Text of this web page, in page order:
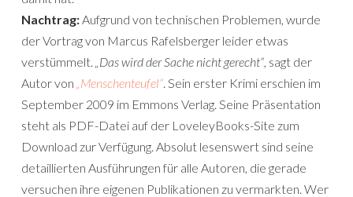
Nachtrag:Aufgrund von technischen Problemen, wurde
der Vortrag von Marcus Rafelsberger leider etwas
verstümmelt. „Das wird der Sache nicht gerecht“, sagt der
Autor von „Menschenteufel“. Sein erster Krimi erschien im
September 2009 im Emmons Verlag. Seine Präsentation
steht als PDF-Datei auf der LoveleyBooks-Site zum
Download zur Verfügung. Absolut lesenswert sind seine
detaillierten Ausführungen für alle Autoren, die gerade
versuchen ihre eigenen Publikationen zu vermarkten. Wer